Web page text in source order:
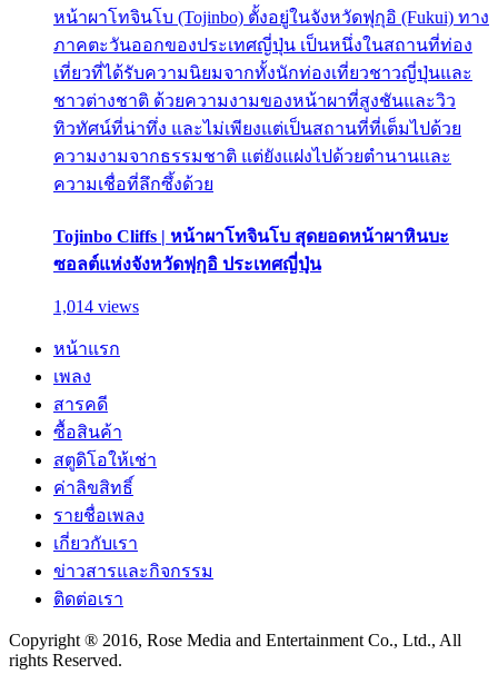
หน้าผาโทจินโบ (Tojinbo) ตั้งอยู่ในจังหวัดฟุกุอิ (Fukui) ทาง
ภาคตะวันออกของประเทศญี่ปุ่น เป็นหนึ่งในสถานที่ท่อง
เที่ยวที่ได้รับความนิยมจากทั้งนักท่องเที่ยวชาวญี่ปุ่นและ
ชาวต่างชาติ ด้วยความงามของหน้าผาที่สูงชันและวิว
ทิวทัศน์ที่น่าทึ่ง และไม่เพียงแต่เป็นสถานที่ที่เต็มไปด้วย
ความงามจากธรรมชาติ แต่ยังแฝงไปด้วยตำนานและ
ความเชื่อที่ลึกซึ้งด้วย
Tojinbo Cliffs | หน้าผาโทจินโบ สุดยอดหน้าผาหินบะ
ซอลต์แห่งจังหวัดฟุกุอิ ประเทศญี่ปุ่น
1,014 views
หน้าแรก
เพลง
สารคดี
ซื้อสินค้า
สตูดิโอให้เช่า
ค่าลิขสิทธิ์
รายชื่อเพลง
เกี่ยวกับเรา
ข่าวสารและกิจกรรม
ติดต่อเรา
Copyright ® 2016, Rose Media and Entertainment Co., Ltd., All
rights Reserved.